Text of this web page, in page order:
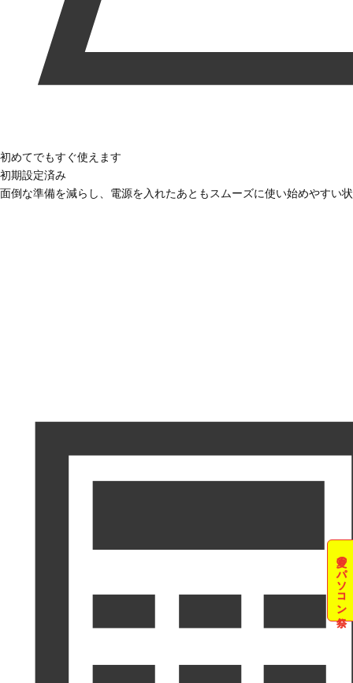
夏のパソコン祭
初めてでもすぐ使えます
初期設定済み
面倒な準備を減らし、電源を入れたあともスムーズに使い始めやすい